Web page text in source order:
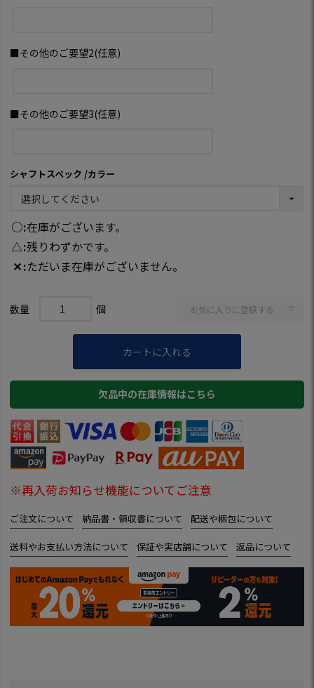
■その他のご要望2(任意)
■その他のご要望3(任意)
シャフトスペック カラー
○ 在庫がございます。
△ 残りわずかです。
✕ ただいま在庫がございません。
お気に入りに登録する
カートに入れる
欠品中の在庫情報はこちら
※再入荷お知らせ機能についてご注意
ご注文について 納品書・領収書について 配送や梱包について
送料やお支払い方法について 保証や実店舗について 返品について